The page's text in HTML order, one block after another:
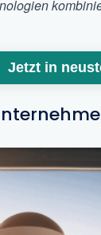
Jetzt in